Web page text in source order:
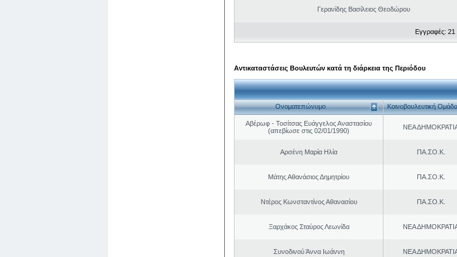
Γερανίδης Βασίλειος Θεοδώρου
Εγγραφές: 21
Αντικαταστάσεις Βουλευτών κατά τη διάρκεια της Περιόδου
Ονοματεπώνυμο Κοινοβουλευτική Ομάδα
Αβέρωφ - Τοσίτσας Ευάγγελος Αναστασίου
(απεβίωσε στις 02/01/1990)
ΝΕΑ
Αρσένη Μαρία Ηλία ΠΑ.ΣΟ.Κ.
Μάτης Αθανάσιος Δημητρίου ΠΑ.ΣΟ.Κ.
Ντέρος Κωνσταντίνος Αθανασίου ΠΑ.ΣΟ.Κ.
Ξαρχάκος Σταύρος Λεωνίδα ΝΕΑ
Συνοδινού Άννα Ιωάννη ΝΕΑ